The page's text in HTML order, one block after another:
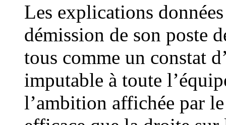
Les explications
démission de son poste
tous comme un constat
imputable à toute
l’ambition affichée par